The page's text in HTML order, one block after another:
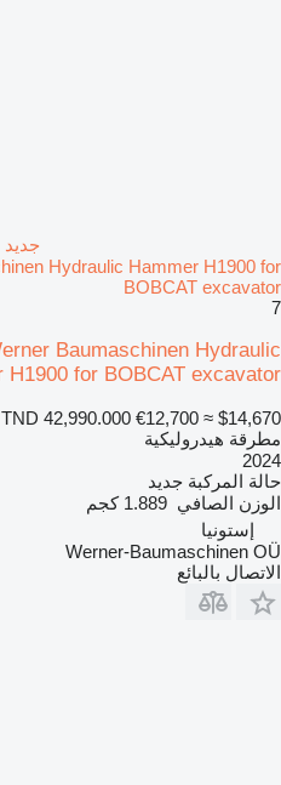
Hydraulic Hammer H1900 for
BOBCAT excavator
7
Baumaschinen Hydraulic
H1900 for BOBCAT excavator
TND 42,990.000 €12,700 ≈ $14,670
مطرقة هيدروليكية
2024
حالة المركبة جديد
الوزن الصافي 1.889 كجم
إستونيا
Werner-Baumaschinen OÜ
الاتصال بالبائع